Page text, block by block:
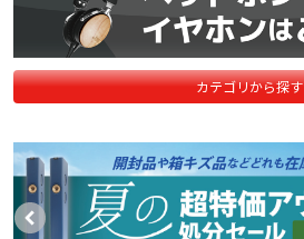
カテゴリから探す